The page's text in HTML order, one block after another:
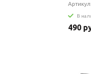
В
490